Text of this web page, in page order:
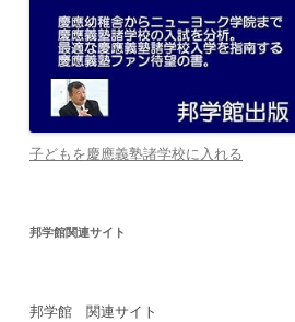
子どもを慶應義塾諸学校に入れる
邦学館関連サイト
邦学館 関連サイト